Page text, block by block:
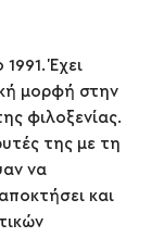
Έχει
μορφή στην
φιλοξενίας.
της με τη
να
και